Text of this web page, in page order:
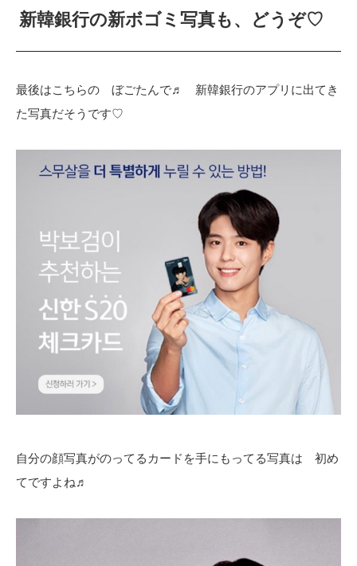
新韓銀行の新ボゴミ写真も、どうぞ♡
最後はこちらの ぼごたんで♬ 新韓銀行のアプリに出てき
た写真だそうです♡
自分の顔写真がのってるカードを手にもってる写真は 初め
てですよね♬